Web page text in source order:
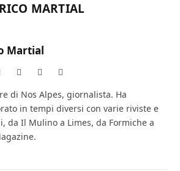
MARTIAL
Martial
Facebook Instagram
di Nos Alpes, giornalista. Ha
in tempi diversi con varie riviste e
da Il Mulino a Limes, da Formiche a